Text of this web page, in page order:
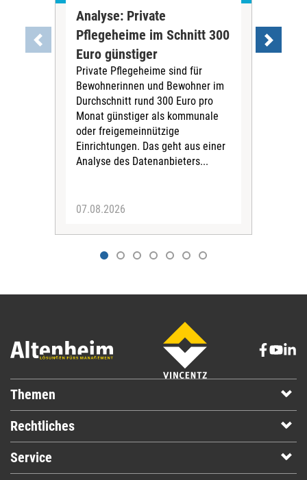
Analyse: Private
Pflegeheime im Schnitt 300
Euro günstiger
Private Pflegeheime sind für
Bewohnerinnen und Bewohner im
Durchschnitt rund 300 Euro pro
Monat günstiger als kommunale
oder freigemeinnützige
Einrichtungen. Das geht aus einer
Analyse des Datenanbieters...
07.08.2026
Themen
Rechtliches
Service